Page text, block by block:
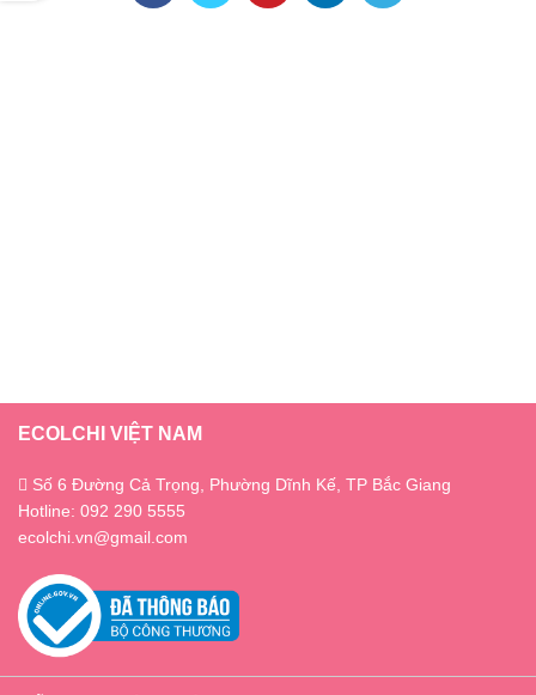
ECOLCHI VIỆT NAM
Số 6 Đường Cả Trọng, Phường Dĩnh Kế, TP Bắc Giang
Hotline: 092 290 5555
ecolchi.vn@gmail.com